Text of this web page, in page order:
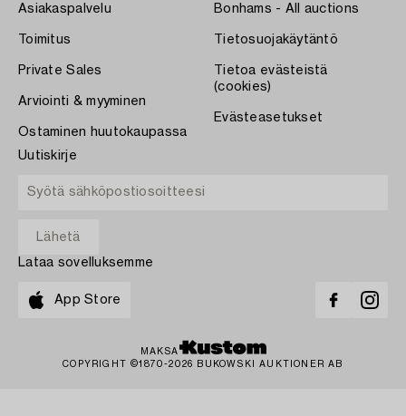
Asiakaspalvelu
Toimitus
Private Sales
Arviointi & myyminen
Ostaminen huutokaupassa
Bonhams - All auctions
Tietosuojakäytäntö
Tietoa evästeistä
(cookies)
Evästeasetukset
Uutiskirje
Lataa sovelluksemme
App Store
MAKSA
COPYRIGHT ©1870-2026 BUKOWSKI AUKTIONER AB